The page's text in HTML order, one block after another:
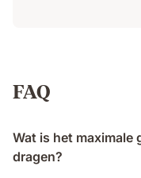
FAQ
Wat is het maximale
dragen?